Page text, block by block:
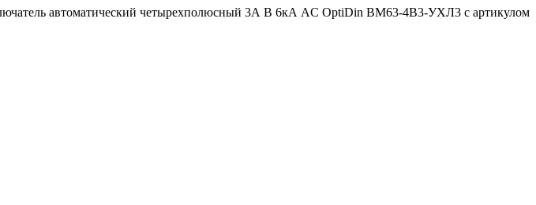
автоматический четырехполюсный 3А B 6кА AC OptiDin BM63-4B3-УХЛ3 с артикулом